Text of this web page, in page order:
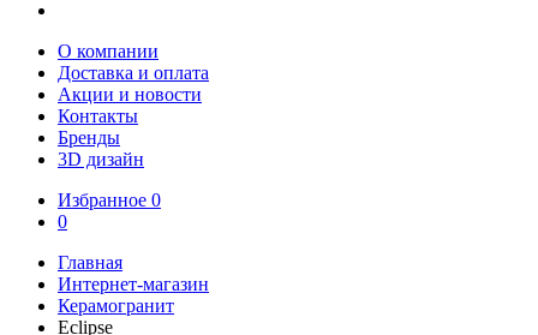
О компании
Доставка и оплата
Акции и новости
Контакты
Бренды
3D дизайн
Избранное 0
0
Главная
Интернет-магазин
Керамогранит
Eclipse